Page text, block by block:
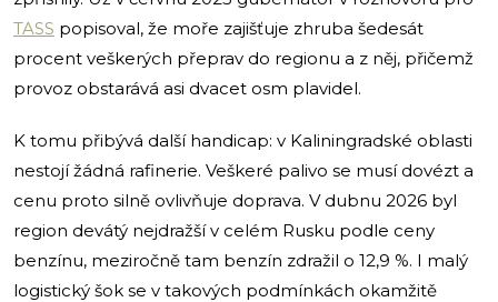
TASS popisoval, že moře zajišťuje zhruba šedesát
procent veškerých přeprav do regionu a z něj, přičemž
provoz obstarává asi dvacet osm plavidel.
K tomu přibývá další handicap: v Kaliningradské oblasti
nestojí žádná rafinerie. Veškeré palivo se musí dovézt a
cenu proto silně ovlivňuje doprava. V dubnu 2026 byl
region devátý nejdražší v celém Rusku podle ceny
benzínu, meziročně tam benzín zdražil o 12,9 %. I malý
logistický šok se v takových podmínkách okamžitě